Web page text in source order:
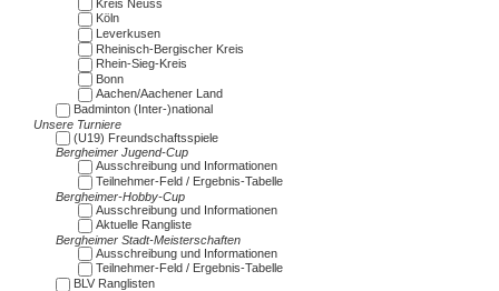
Kreis Neuss
Köln
Leverkusen
Rheinisch-Bergischer Kreis
Rhein-Sieg-Kreis
Bonn
Aachen/Aachener Land
Badminton (Inter-)national
Unsere Turniere
(U19) Freundschaftsspiele
Bergheimer Jugend-Cup
Ausschreibung und Informationen
Teilnehmer-Feld / Ergebnis-Tabelle
Bergheimer-Hobby-Cup
Ausschreibung und Informationen
Aktuelle Rangliste
Bergheimer Stadt-Meisterschaften
Ausschreibung und Informationen
Teilnehmer-Feld / Ergebnis-Tabelle
BLV Ranglisten